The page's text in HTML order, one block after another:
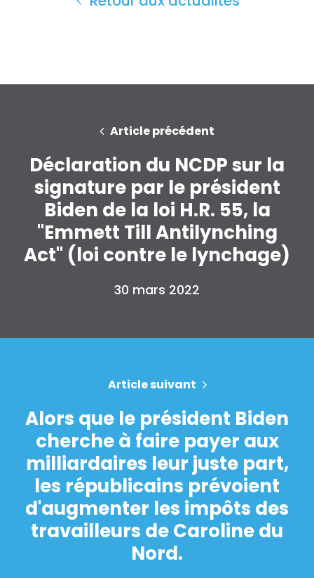
Action
Article précédent
Déclaration du NCDP sur la
signature par le président
Biden de la loi H.R. 55, la
"Emmett Till Antilynching
Act" (loi contre le lynchage)
30 mars 2022
Article suivant
Alors que le président Biden
cherche à faire payer aux
milliardaires leur juste part,
les républicains prévoient
d'augmenter les impôts des
travailleurs de Caroline du
Nord.